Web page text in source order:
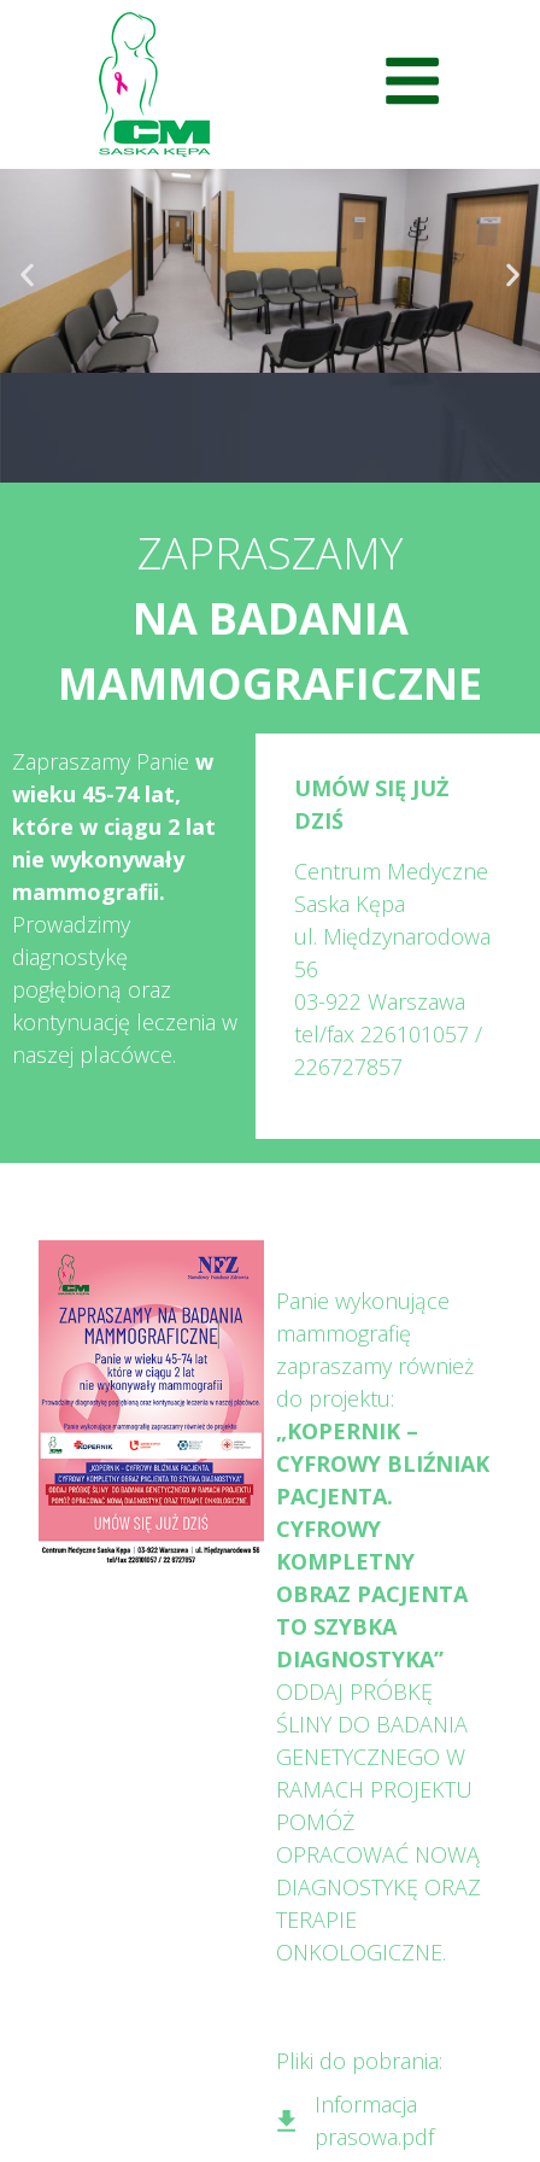
ZAPRASZAMY
NA BADANIA
MAMMOGRAFICZNE
Zapraszamy Panie w
wieku 45-74 lat,
które w ciągu 2 lat
nie wykonywały
mammografii.
Prowadzimy
diagnostykę
pogłębioną oraz
kontynuację leczenia w
naszej placówce.
UMÓW SIĘ JUŻ
DZIŚ
Centrum Medyczne
Saska Kępa
ul. Międzynarodowa
56
03-922 Warszawa
tel/fax 226101057 /
226727857
Panie wykonujące
mammografię
zapraszamy również
do projektu:
„KOPERNIK –
CYFROWY BLIŹNIAK
PACJENTA.
CYFROWY
KOMPLETNY
OBRAZ PACJENTA
TO SZYBKA
DIAGNOSTYKA”
ODDAJ PRÓBKĘ
ŚLINY DO BADANIA
GENETYCZNEGO W
RAMACH PROJEKTU
POMÓŻ
OPRACOWAĆ NOWĄ
DIAGNOSTYKĘ ORAZ
TERAPIE
ONKOLOGICZNE.
Pliki do pobrania:
Informacja
prasowa.pdf